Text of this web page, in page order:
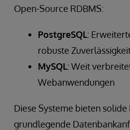
Open-Source RDBMS:
PostgreSQL:
robuste
MySQL: Weit
Webanwendungen
Diese Systeme bieten
grundlegende